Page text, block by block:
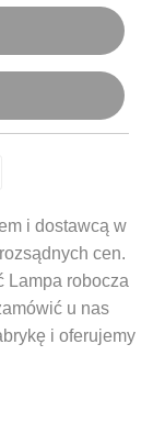
i dostawcą w
cen.
Lampa robocza
u nas
i oferujemy